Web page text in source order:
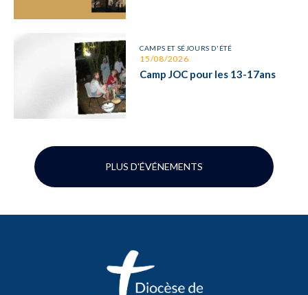
PLUS D'ÉVÉNEMENTS
CAMPS ET SÉJOURS D'ÉTÉ
15/08/2026
Camp JOC pour les 13-17ans